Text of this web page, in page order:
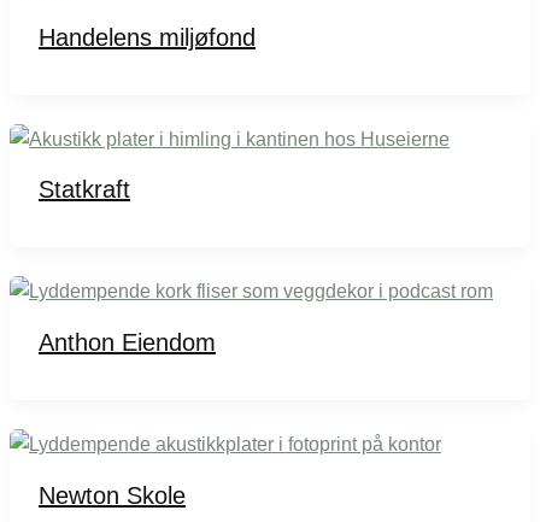
Handelens miljøfond
Statkraft
Anthon Eiendom
Newton Skole